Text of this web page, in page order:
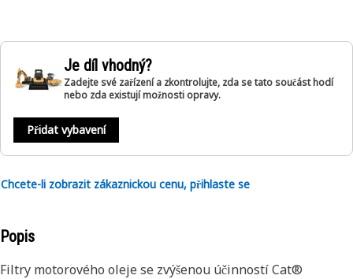
Je díl vhodný?
Zadejte své zařízení a zkontrolujte, zda se tato součást hodí
nebo zda existují možnosti opravy.
Přidat vybavení
Chcete-li zobrazit zákaznickou cenu, přihlaste se
Popis
Filtry motorového oleje se zvýšenou účinností Cat®